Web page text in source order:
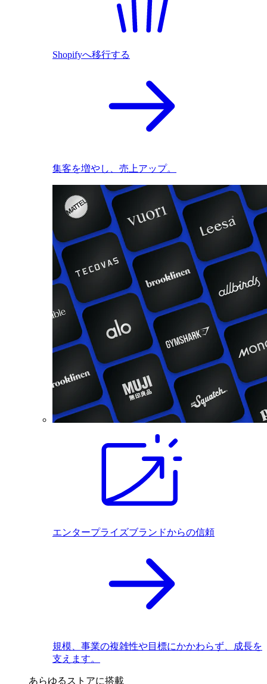
Shopifyへ移行する
集客を増やし、売上アップ。
エンタープライズブランドからの信頼
規模、事業の複雑性や目標にかかわらず、成長を
支えます。
あらゆるストアに搭載